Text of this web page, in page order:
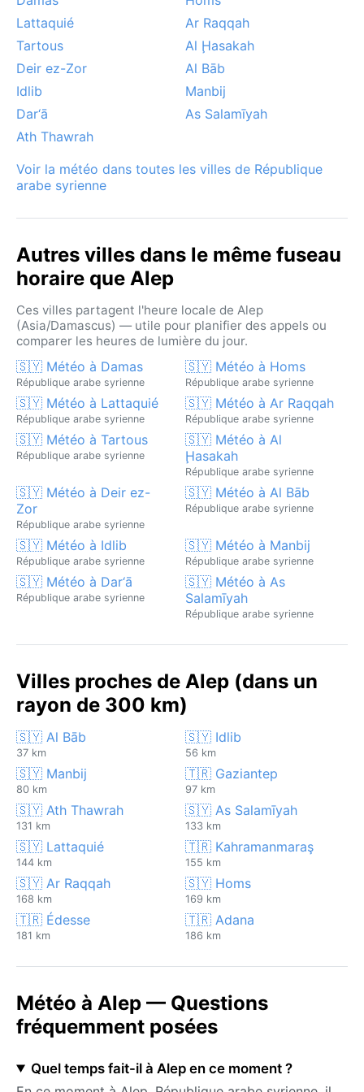
solaire. En somme, un climat contrasté qui rythme la
vie d’une cité hors du temps.
Lattaquié
Ar Raqqah
Tartous
Al Ḩasakah
Deir ez-Zor
Al Bāb
Idlib
Manbij
Dar‘ā
As Salamīyah
Ath Thawrah
Voir la météo dans toutes les villes de République
arabe syrienne
Autres villes dans le même fuseau
horaire que Alep
Ces villes partagent l'heure locale de Alep
(Asia/Damascus) — utile pour planifier des appels ou
comparer les heures de lumière du jour.
🇸🇾 Météo à Damas
République arabe syrienne
🇸🇾 Météo à Homs
République arabe syrienne
🇸🇾 Météo à Lattaquié
République arabe syrienne
🇸🇾 Météo à Ar Raqqah
République arabe syrienne
🇸🇾 Météo à Tartous
République arabe syrienne
🇸🇾 Météo à Al
Ḩasakah
République arabe syrienne
🇸🇾 Météo à Deir ez-
Zor
République arabe syrienne
🇸🇾 Météo à Al Bāb
République arabe syrienne
🇸🇾 Météo à Idlib
République arabe syrienne
🇸🇾 Météo à Manbij
République arabe syrienne
🇸🇾 Météo à Dar‘ā
République arabe syrienne
🇸🇾 Météo à As
Salamīyah
République arabe syrienne
Villes proches de Alep (dans un
rayon de 300 km)
🇸🇾 Al Bāb
37 km
🇸🇾 Idlib
56 km
🇸🇾 Manbij
80 km
🇹🇷 Gaziantep
97 km
🇸🇾 Ath Thawrah
131 km
🇸🇾 As Salamīyah
133 km
🇸🇾 Lattaquié
144 km
🇹🇷 Kahramanmaraş
155 km
🇸🇾 Ar Raqqah
168 km
🇸🇾 Homs
169 km
🇹🇷 Édesse
181 km
🇹🇷 Adana
186 km
Météo à Alep — Questions
fréquemment posées
Quel temps fait-il à Alep en ce moment ?